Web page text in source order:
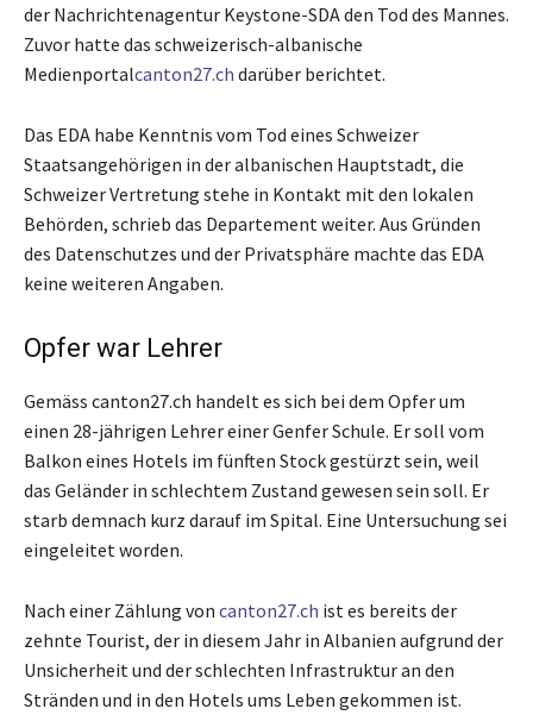
der Nachrichtenagentur Keystone-SDA den Tod des Mannes.
Zuvor hatte das schweizerisch-albanische
Medienportalcanton27.ch darüber berichtet.
Das EDA habe Kenntnis vom Tod eines Schweizer
Staatsangehörigen in der albanischen Hauptstadt, die
Schweizer Vertretung stehe in Kontakt mit den lokalen
Behörden, schrieb das Departement weiter. Aus Gründen
des Datenschutzes und der Privatsphäre machte das EDA
keine weiteren Angaben.
Opfer war Lehrer
Gemäss canton27.ch handelt es sich bei dem Opfer um
einen 28-jährigen Lehrer einer Genfer Schule. Er soll vom
Balkon eines Hotels im fünften Stock gestürzt sein, weil
das Geländer in schlechtem Zustand gewesen sein soll. Er
starb demnach kurz darauf im Spital. Eine Untersuchung sei
eingeleitet worden.
Nach einer Zählung von canton27.ch ist es bereits der
zehnte Tourist, der in diesem Jahr in Albanien aufgrund der
Unsicherheit und der schlechten Infrastruktur an den
Stränden und in den Hotels ums Leben gekommen ist.